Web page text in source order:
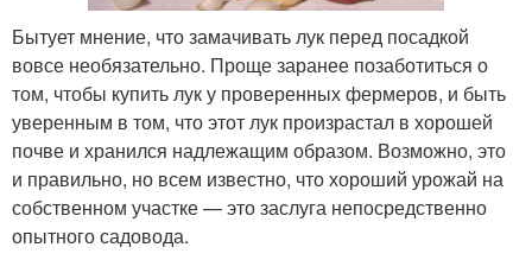
Бытует мнение, что замачивать лук перед посадкой
вовсе необязательно. Проще заранее позаботиться о
том, чтобы купить лук у проверенных фермеров, и быть
уверенным в том, что этот лук произрастал в хорошей
почве и хранился надлежащим образом. Возможно, это
и правильно, но всем известно, что хороший урожай на
собственном участке — это заслуга непосредственно
опытного садовода.